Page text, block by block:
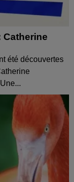
Catherine
été découvertes